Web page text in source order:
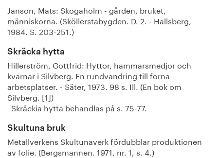
Janson, Mats: Skogaholm - gården, bruket,
människorna. (Sköllerstabygden. D. 2. - Hallsberg,
1984. S. 203-251.)
Skräcka hytta
Hillerström, Gottfrid: Hyttor, hammarsmedjor och
kvarnar i Silvberg. En rundvandring till forna
arbetsplatser. - Säter, 1973. 98 s. Ill. (En bok om
Silvberg. [1])
Skräckia hytta behandlas på s. 75-77.
Skultuna bruk
Metallverkens Skultunaverk fördubblar produktionen
av folie. (Bergsmannen. 1971, nr. 1, s. 4.)